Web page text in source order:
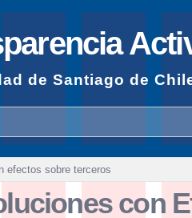
de Santiago de
aquí
efectos sobre terceros
con